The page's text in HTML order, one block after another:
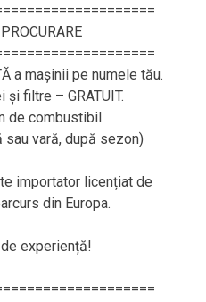
a mașinii pe numele tău.
și filtre – GRATUIT.
de combustibil.
sau vară, după sezon)
importator licențiat de
din Europa.
experiență!